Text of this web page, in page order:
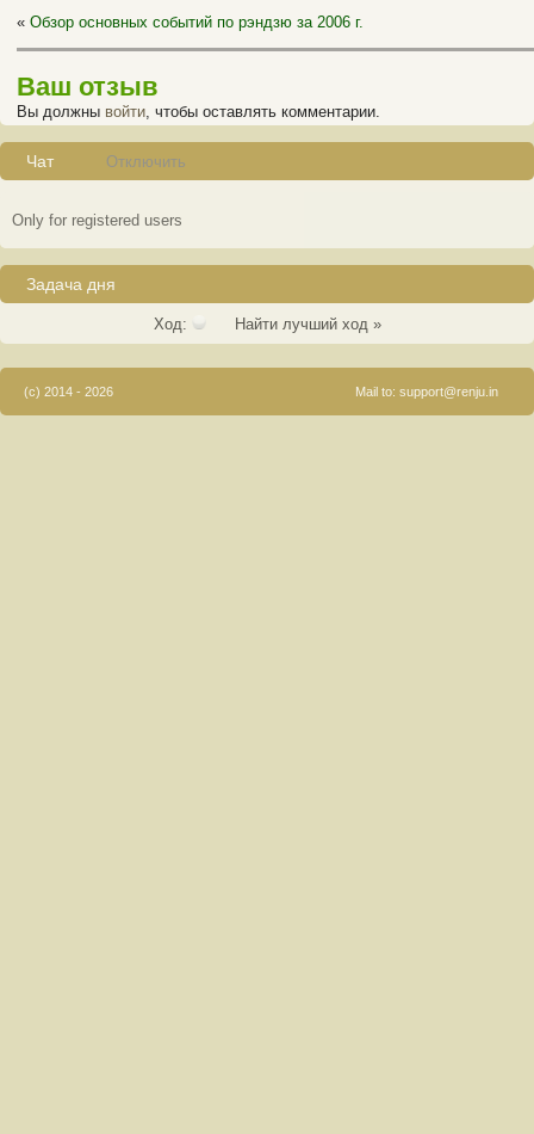
« Обзор основных событий по рэндзю за 2006 г.
Ваш отзыв
Вы должны войти, чтобы оставлять комментарии.
Чат Отключить
Only for registered users
Задача дня
Ход: Найти лучший ход »
(c) 2014 - 2026 Mail to: support@renju.in